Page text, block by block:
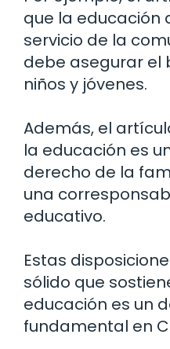
que la educación
servicio de la
debe asegurar el
niños y jóvenes.
Además, el
la educación es
derecho de la
una
educativo.
Estas
sólido que
educación es un
fundamental en